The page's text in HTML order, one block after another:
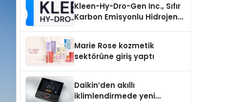
Kleen-Hy-Dro-Gen Inc., Sıfır
Karbon Emisyonlu Hidrojen
Aldı
Marie Rose kozmetik
sektörüne giriş yaptı
Daikin’den akıllı
iklimlendirmede yeni